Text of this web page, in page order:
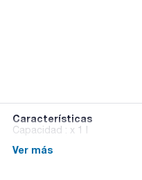
Características
Capacidad : x 1 l
Ver más